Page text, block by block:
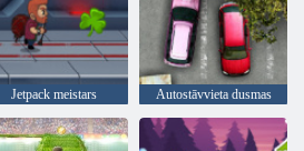
Jetpack meistars Autostāvvieta dusmas